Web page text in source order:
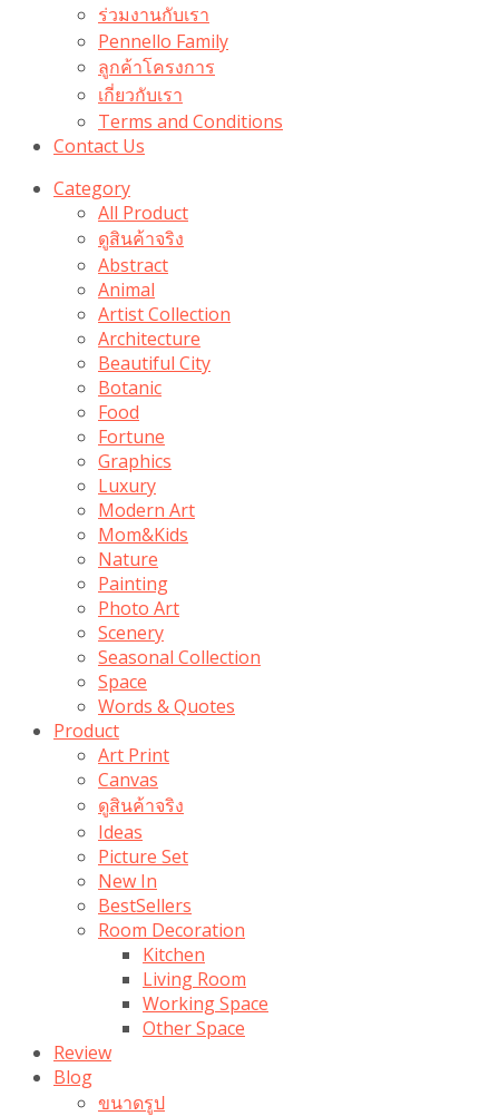
ร่วมงานกับเรา
Pennello Family
ลูกค้าโครงการ
เกี่ยวกับเรา
Terms and Conditions
Contact Us
Category
All Product
ดูสินค้าจริง
Abstract
Animal
Artist Collection
Architecture
Beautiful City
Botanic
Food
Fortune
Graphics
Luxury
Modern Art
Mom&Kids
Nature
Painting
Photo Art
Scenery
Seasonal Collection
Space
Words & Quotes
Product
Art Print
Canvas
ดูสินค้าจริง
Ideas
Picture Set
New In
BestSellers
Room Decoration
Kitchen
Living Room
Working Space
Other Space
Review
Blog
ขนาดรูป